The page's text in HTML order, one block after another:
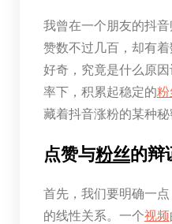
我曾在一个朋友的抖
赞数不过几百，却有着
好奇，究竟是什么原
率下，积累起稳定的粉
藏着抖音涨粉的某种秘
点赞与粉丝的辩
首先，我们要明确一
的线性关系。一个视频